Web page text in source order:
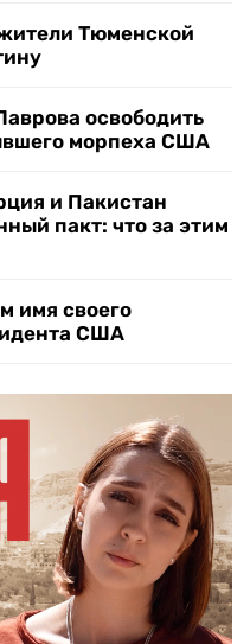
Тюменской
освободить
морпеха США
и Пакистан
пакт: что за этим
имя своего
США